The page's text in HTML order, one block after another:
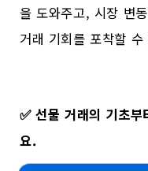
을 도와주고, 시장 변
거래 기회를 포착할 수
✅선물 거래의 기초
요.